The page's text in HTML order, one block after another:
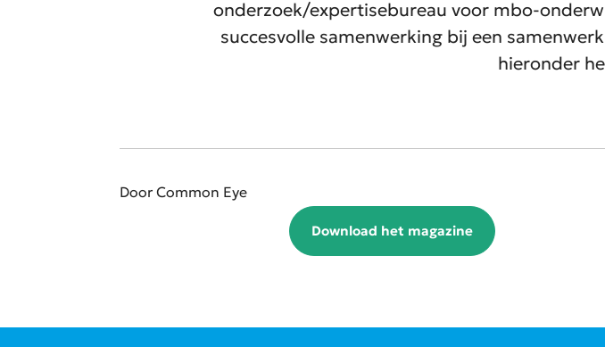
onderzoek/expertisebureau voor mbo-
succesvolle samenwerking bij een
hieronder
Door Common Eye
Download het magazine